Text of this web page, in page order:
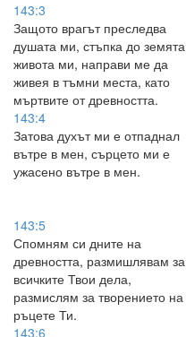
143:3
Защото врагът преследва
душата ми, стъпка до земята
живота ми, направи ме да
живея в тъмни места, като
мъртвите от древността.
143:4
Затова духът ми е отпаднал
вътре в мен, сърцето ми е
ужасено вътре в мен.
143:5
Спомням си дните на
древността, размишлявам за
всичките Твои дела,
размислям за творението на
ръцете Ти.
143:6